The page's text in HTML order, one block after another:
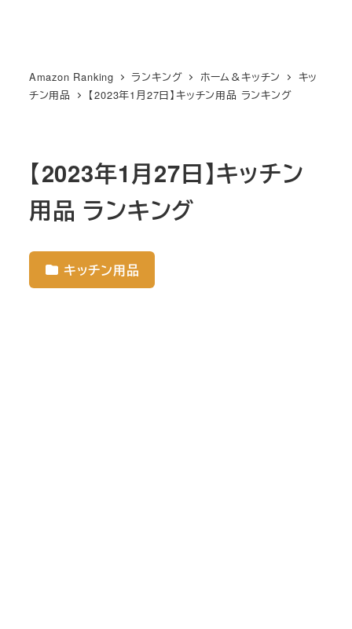
Amazon Ranking ランキング ホーム＆キッチン
キッ
チン用品
【2023年1月27日】キッチン用品 ランキング
【2023年1月27日】キッチン
用品 ランキング
キッチン用品